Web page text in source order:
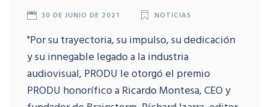
30 DE JUNIO DE 2021 NOTICIAS
"Por su trayectoria, su impulso, su dedicación
y su innegable legado a la industria
audiovisual, PRODU le otorgó el premio
PRODU honorífico a Ricardo Montesa, CEO y